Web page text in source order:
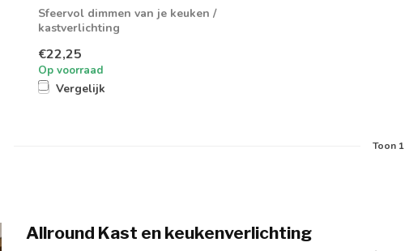
Sfeervol dimmen van je keuken /
kastverlichting
€22,25
Op voorraad
Vergelijk
Toon 1
Allround Kast en keukenverlichting